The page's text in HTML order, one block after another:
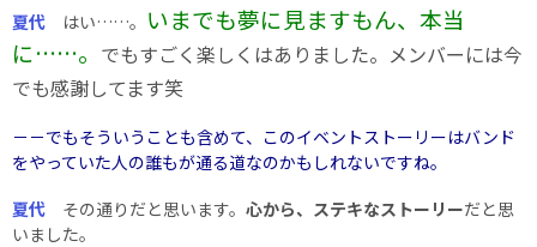
夏代 はい……。 いまでも夢に見ますもん、本当
に……。 でもすごく楽しくはありました。メンバーには今
でも感謝してます笑
－－でもそういうことも含めて、このイベントストーリーはバンド
をやっていた人の誰もが通る道なのかもしれないですね。
夏代 その通りだと思います。 心から、ステキなストーリーだと思
いました。